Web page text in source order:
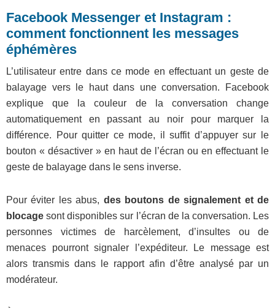
Facebook Messenger et Instagram :
comment fonctionnent les messages
éphémères
L’utilisateur entre dans ce mode en effectuant un geste de
balayage vers le haut dans une conversation. Facebook
explique que la couleur de la conversation change
automatiquement en passant au noir pour marquer la
différence. Pour quitter ce mode, il suffit d’appuyer sur le
bouton « désactiver » en haut de l’écran ou en effectuant le
geste de balayage dans le sens inverse.
Pour éviter les abus, des boutons de signalement et de
blocage sont disponibles sur l’écran de la conversation. Les
personnes victimes de harcèlement, d’insultes ou de
menaces pourront signaler l’expéditeur. Le message est
alors transmis dans le rapport afin d’être analysé par un
modérateur.